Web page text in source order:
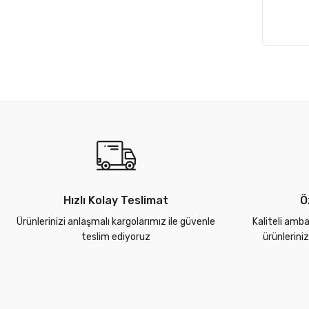
Hızlı Kolay Teslimat
Ürünlerinizi anlaşmalı kargolarımız ile güvenle
teslim ediyoruz
Kaliteli